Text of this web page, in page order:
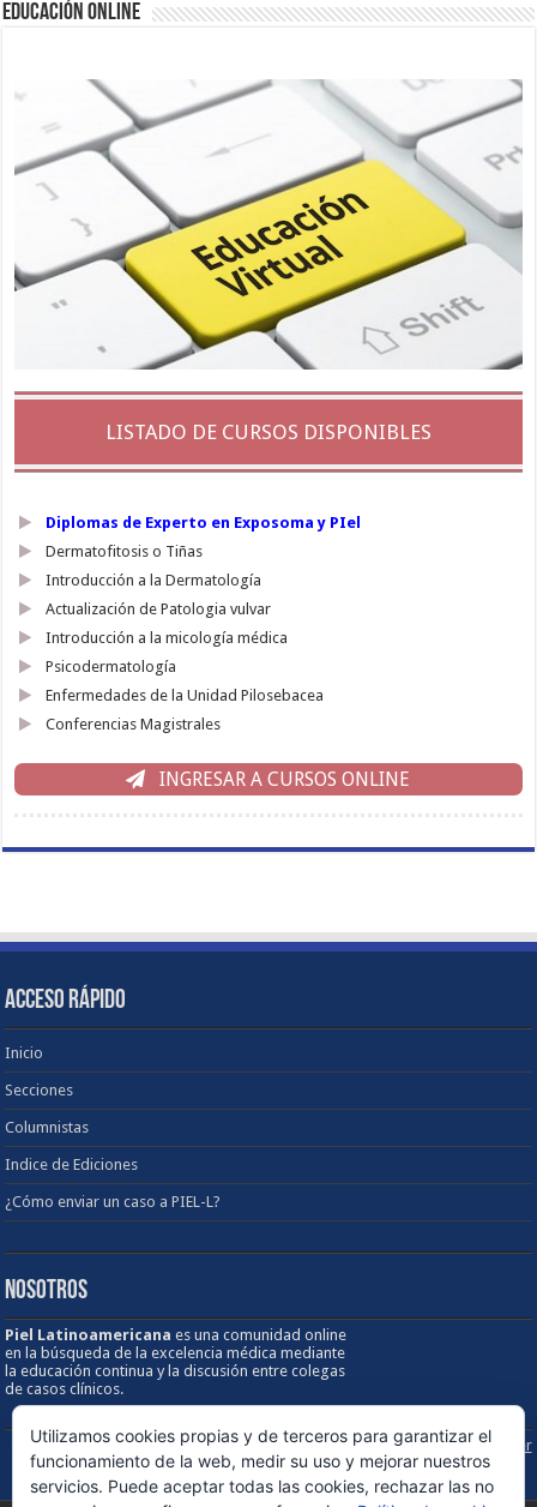
EDUCACIÓN ONLINE
LISTADO DE CURSOS DISPONIBLES
Diplomas de Experto en Exposoma y PIel
Dermatofitosis o Tiñas
Introducción a la Dermatología
Actualización de Patologia vulvar
Introducción a la micología médica
Psicodermatología
Enfermedades de la Unidad Pilosebacea
Conferencias Magistrales
INGRESAR A CURSOS ONLINE
ACCESO RÁPIDO
Inicio
Secciones
Columnistas
Indice de Ediciones
¿Cómo enviar un caso a PIEL-L?
NOSOTROS
Piel Latinoamericanaes una comunidad online
en la búsqueda de la excelencia médica mediante
la educación continua y la discusión entre colegas
de casos clínicos.
Sobre los Derechos de Autor / Disclaimer
Utilizamos cookies propias y de terceros para garantizar el
funcionamiento de la web, medir su uso y mejorar nuestros
servicios. Puede aceptar todas las cookies, rechazar las no